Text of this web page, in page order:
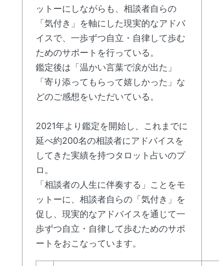
ットーにしながらも、相談者自らの
「気付き」を軸にした現実的なアドバ
イスで、一歩ずつ自立・自律して歩む
ためのサポートを行っている。
鑑定後は「温かい言葉で涙が出た」
「寄り添ってもらって嬉しかった」な
どのご感想をいただいている。
2021年より鑑定を開始し、これまでに
延べ約200名の相談者にアドバイスを
してきた実績を持つタロット占いのプ
ロ。
「相談者の人生に伴奏する」ことをモ
ットーに、相談者自らの「気付き」を
促し、現実的なアドバイスを通じて一
歩ずつ自立・自律して歩むためのサポ
ートをおこなっています。